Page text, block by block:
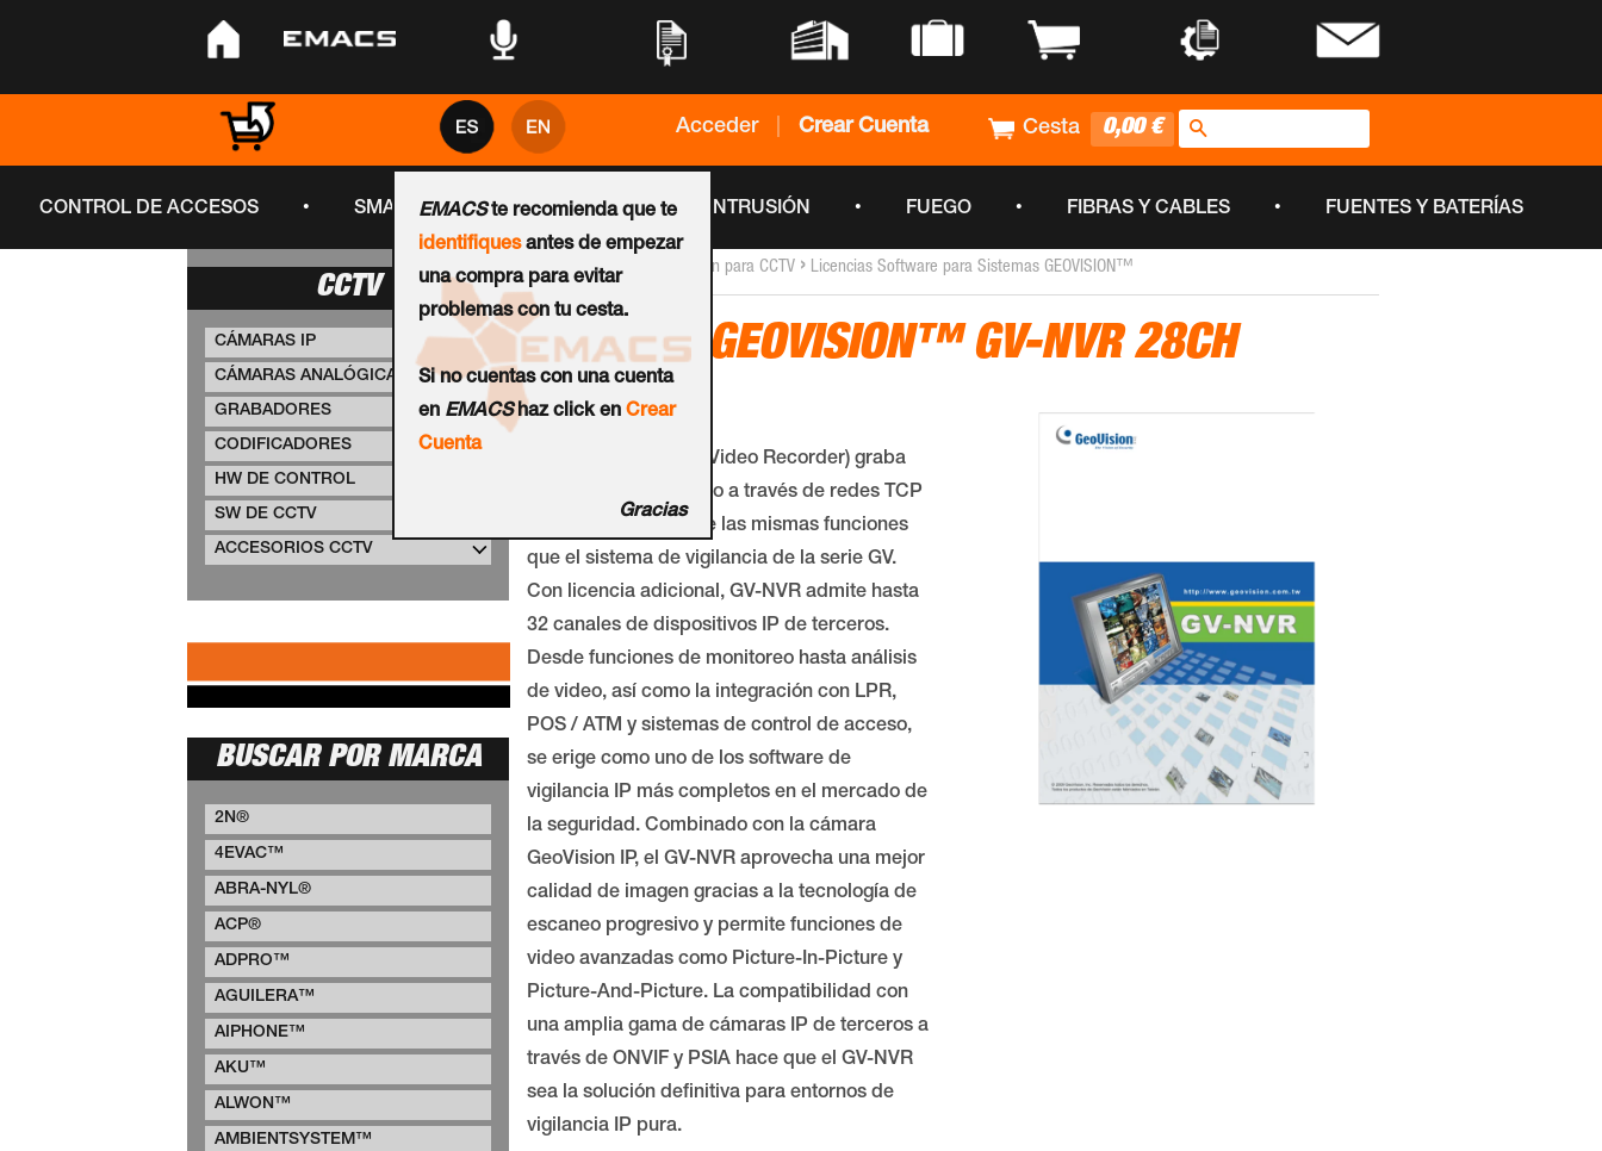
•
Acceder Crear Cuenta Cesta 0,00 €
EMACSte recomienda que te
identifiquesantes de empezar
una compra para evitar
problemas con tu cesta.
Si no cuentas con una cuenta
en EMACShaz click enCrear
Cuenta
Gracias
CONTROL DE ACCESOS • SMART CITY • CCTV • INTRUSIÓN • FUEGO • FIBRAS Y CABLES • FUENTES Y BATERÍAS
CCTV
CÁMARAS IP
CÁMARAS ANALÓGICAS
GRABADORES
CODIFICADORES
HW DE CONTROL
SW DE CCTV
ACCESORIOS CCTV
BUSCAR POR MARCA
2N®
4EVAC™
ABRA-NYL®
ACP®
ADPRO™
AGUILERA™
AIPHONE™
AKU™
ALWON™
AMBIENTSYSTEM™
Inicio › Software de Gestión para CCTV › Licencias Software para Sistemas GEOVISION™
Licencia GEOVISION™ GV-NVR 28CH
Ref.: 55-NR028-000
El GV-NVR (Network Video Recorder) graba
datos de video y audio a través de redes TCP
/ IP. El GV-NVR ofrece las mismas funciones
que el sistema de vigilancia de la serie GV.
Con licencia adicional, GV-NVR admite hasta
32 canales de dispositivos IP de terceros.
Desde funciones de monitoreo hasta análisis
de video, así como la integración con LPR,
POS / ATM y sistemas de control de acceso,
se erige como uno de los software de
vigilancia IP más completos en el mercado de
la seguridad. Combinado con la cámara
GeoVision IP, el GV-NVR aprovecha una mejor
calidad de imagen gracias a la tecnología de
escaneo progresivo y permite funciones de
video avanzadas como Picture-In-Picture y
Picture-And-Picture. La compatibilidad con
una amplia gama de cámaras IP de terceros a
través de ONVIF y PSIA hace que el GV-NVR
sea la solución definitiva para entornos de
vigilancia IP pura.